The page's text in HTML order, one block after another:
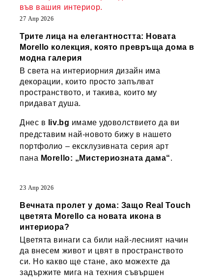
във вашия интериор.
27 Апр 2026
Трите лица на елегантността: Новата
Morello колекция, която превръща дома в
модна галерия
В света на интериорния дизайн има
декорации, които просто запълват
пространството, и такива, които му
придават душа.
Днес в liv.bg имаме удоволствието да ви
представим най-новото бижу в нашето
портфолио – ексклузивната серия арт
пана Morello: „Мистериозната дама“.
23 Апр 2026
Вечната пролет у дома: Защо Real Touch
цветята Morello са новата икона в
интериора?
Цветята винаги са били най-лесният начин
да внесем живот и цвят в пространството
си. Но какво ще стане, ако можехте да
задържите мига на техния съвършен